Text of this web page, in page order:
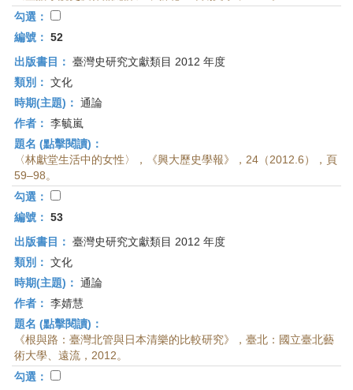
勾選：
編號： 52
出版書目： 臺灣史研究文獻類目 2012 年度
類別： 文化
時期(主題)： 通論
作者： 李毓嵐
題名 (點擊閱讀)：
〈林獻堂生活中的女性〉，《興大歷史學報》，24（2012.6），頁
59–98。
勾選：
編號： 53
出版書目： 臺灣史研究文獻類目 2012 年度
類別： 文化
時期(主題)： 通論
作者： 李婧慧
題名 (點擊閱讀)：
《根與路：臺灣北管與日本清樂的比較研究》，臺北：國立臺北藝
術大學、遠流，2012。
勾選：